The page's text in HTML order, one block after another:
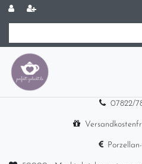
07822/